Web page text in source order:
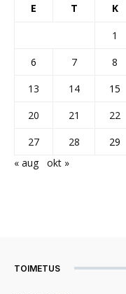
E T K
1
6
7 8
13
14 15
20
21 22
27
28 29
« aug
okt »
TOIMETUS